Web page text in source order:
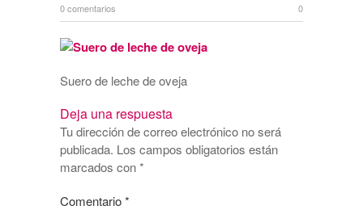
0 comentarios
0
Suero de leche de oveja
Deja una respuesta
Tu dirección de correo electrónico no será
publicada. Los campos obligatorios están
marcados con*
Comentario*